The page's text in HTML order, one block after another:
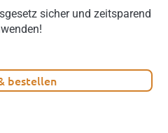
sicher und zeitsparend
bestellen